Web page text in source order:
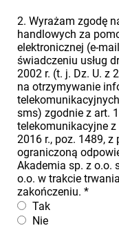
2. Wyrażam zgodę
handlowych za
elektronicznej (e-
świadczeniu usług
2002 r. (t. j. Dz. U. z
na otrzymywanie
sms) zgodnie z art.
telekomunikacyjne z
2016 r., poz. 1489, z
ograniczoną
Akademia sp. z o.o.
o.o. w trakcie
zakończeniu. *
Tak
Nie